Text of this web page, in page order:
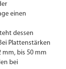
einen
dessen
Plattenstärken
mm, bis 50 mm
bei